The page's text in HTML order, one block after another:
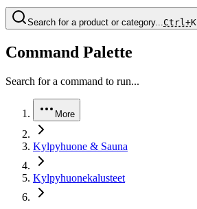
Search for a product or category...Ctrl+K
Command Palette
Search for a command to run...
More
Kylpyhuone & Sauna
Kylpyhuonekalusteet